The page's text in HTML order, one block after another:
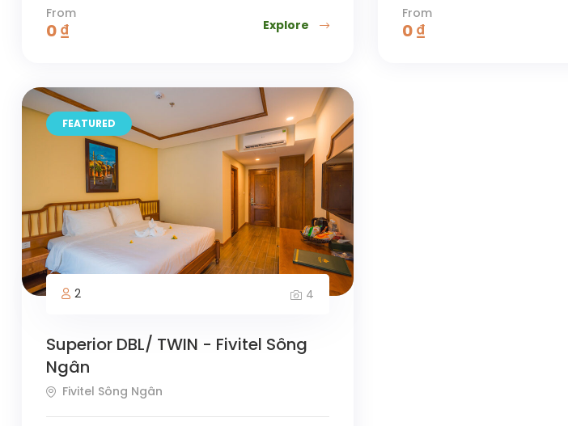
From
0₫ Explore
From
0₫
FEATURED
2 4
Superior DBL/ TWIN - Fivitel Sông
Ngân
Fivitel Sông Ngân